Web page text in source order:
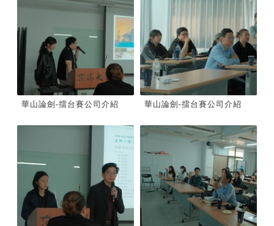
華山論劍-擂台賽公司介紹 華山論劍-擂台賽公司介紹